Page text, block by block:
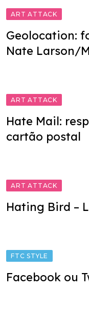
ART ATTACK
Geolocation:
Nate Larson/
ART ATTACK
Hate Mail:
cartão postal
ART ATTACK
Hating Bird –
FTC STYLE
Facebook ou